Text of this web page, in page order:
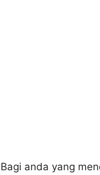
Bagi anda yang